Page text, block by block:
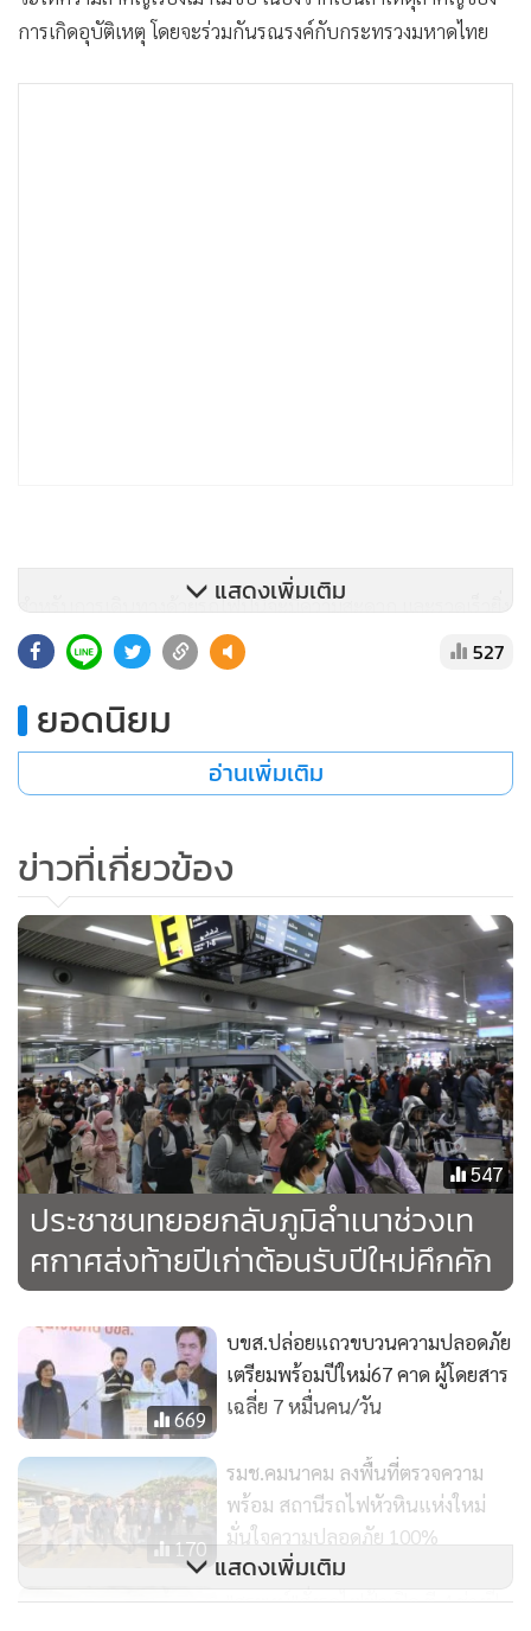
การเกิดอุบัติเหตุ โดยจะร่วมกันรณรงค์กับกระทรวงมหาดไทย
สำหรับการเดินทางด้วยรถไฟปีนี้จะมีความสะดวก และรวดเร็วยิ่ง
ขึ้น เนื่องจากมีการเดินรถไฟทางคู่ โดยในส่วนของสายใต้ ช่วง
นครปฐม-ชุมพร ได้เปิดการเดินรถไฟทางคู่ตั้งแต่วันที่ 15
ธันวาคมที่ผ่านมา ช่วยประหยัดเวลาการเดินทางและปลอดภัย
โดยจะเห็นว่าที่สถานีรถไฟหัวหินเป็นสถานีรถไฟที่สำคัญของการ
เดินทางจากกรุงเทพฯ-ภาคใต้ มีการปรับปรุงสถานีใหม่ให้
กระทรวงคมนาคม ที่จะเน้นการเดินทางด้วยระบบรางมากขึ้น
เพื่อให้ประชาชนเดินทางได้รวดเร็วขึ้น นอกจากจะขนส่งคนที่มี
ประสิทธิภาพ ยังจะช่วยลดต้นทุนในการขนส่งสินค้าด้วย
อย่างไรก็ตาม ขณะนี้ยอดยอดตั๋วเดินทางของสถานีรถไฟหัวหิน
เต็มตั้งแต่วันที่ 28 ธันวาคม 2566 ถึงวันที่ 1 มกราคม 2567 โดย
ตั้งแต่วันที่ 28 ธันวาคม จะมีการเพิ่มตู้โดยสารเพื่อรองรับการเดิน
ทางของประชาชนทุกขบวน และไม่ให้มีผู้โดยสารตกค้างตาม
สถานีต่างๆ ในส่วนของตารางเดินรถสายใต้มีการปรับใหม่ขอให้
ประชาชนตรวจสอบตารางเดินรถก่อนเดินทาง
แสดงเพิ่มเติม
527
ยอดนิยม
อ่านเพิ่มเติม
ข่าวที่เกี่ยวข้อง
547
ประชาชนทยอยกลับภูมิลำเนาช่วงเท
ศกาศส่งท้ายปีเก่าต้อนรับปีใหม่คึกคัก
669
บขส.ปล่อยแถวขบวนความปลอดภัย
เตรียมพร้อมปีใหม่67 คาด ผู้โดยสาร
เฉลี่ย 7 หมื่นคน/วัน
170
รมช.คมนาคม ลงพื้นที่ตรวจความ
พร้อม สถานีรถไฟหัวหินแห่งใหม่
มั่นใจความปลอดภัย 100%
"สุรพงษ์"สั่งรถไฟฟ้าเปิด ตี 4 ช่วงปี
แสดงเพิ่มเติม